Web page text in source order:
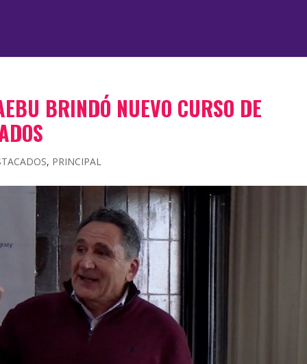
BRINDÓ NUEVO CURSO DE
, PRINCIPAL